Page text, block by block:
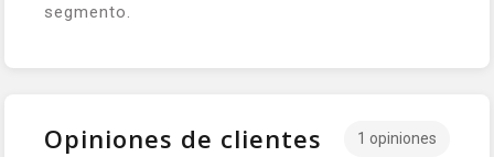
segmento.
Opiniones de clientes 1 opiniones